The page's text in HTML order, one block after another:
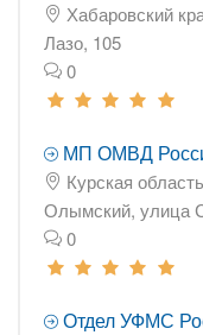
Хабаровский
Лазо, 105
0
МП ОМВД
Курская
Олымский, улица
0
Отдел УФМС